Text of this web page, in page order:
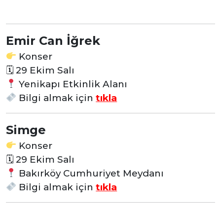
Emir Can İğrek
Konser
🗓 29 Ekim Salı
Yenikapı Etkinlik Alanı
Bilgi almak için tıkla
Simge
Konser
🗓 29 Ekim Salı
Bakırköy Cumhuriyet Meydanı
Bilgi almak için tıkla